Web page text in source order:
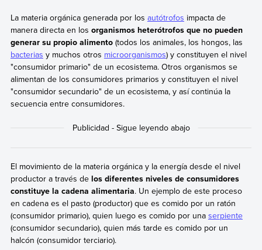
La materia orgánica generada por los autótrofos impacta de
manera directa en los organismos heterótrofos que no pueden
generar su propio alimento(todos los animales, los hongos, las
bacterias y muchos otros microorganismos) y constituyen el nivel
"consumidor primario" de un ecosistema. Otros organismos se
alimentan de los consumidores primarios y constituyen el nivel
"consumidor secundario" de un ecosistema, y así continúa la
secuencia entre consumidores.
El movimiento de la materia orgánica y la energía desde el nivel
productor a través de los diferentes niveles de consumidores
constituye la cadena alimentaria. Un ejemplo de este proceso
en cadena es el pasto (productor) que es comido por un ratón
(consumidor primario), quien luego es comido por una serpiente
(consumidor secundario), quien más tarde es comido por un
halcón (consumidor terciario).